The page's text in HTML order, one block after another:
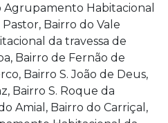
Agrupamento Habitacional
Bairro do Vale
da travessa de
Bairro de Fernão de
Bairro S. João de Deus,
Bairro S. Roque da
Amial, Bairro do Carriçal,